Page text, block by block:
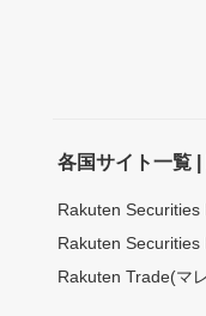
各国サイト一覧
Rakuten
Rakuten Securities
Rakuten Trade(マ